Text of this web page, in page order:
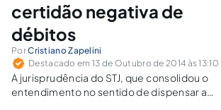
certidão negativa de
débitos
PorCristiano Zapelini
Destacado em 13 de Outubro de 2014 às 13:10
A jurisprudência do STJ, que consolidou o
entendimento no sentido de dispensar a